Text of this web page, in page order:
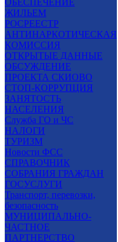
ОБЕСПЕЧЕНИЕ
ЖИЛЬЕМ
РОСРЕЕСТР
АНТИНАРКОТИЧЕСКАЯ
КОМИССИЯ
ОТКРЫТЫЕ ДАННЫЕ
ОБСУЖДЕНИЕ
ПРОЕКТА СКИОВО
СТОП-КОРРУПЦИЯ
ЗАНЯТОСТЬ
НАСЕЛЕНИЯ
Служба ГО и ЧС
НАЛОГИ
ТУРИЗМ
Новости ФСС
СПРАВОЧНИК
СОБРАНИЯ ГРАЖДАН
ГОСУСЛУГИ
Транспорт, перевозки,
безопасность
МУНИЦИПАЛЬНО-
ЧАСТНОЕ
ПАРТНЕРСТВО